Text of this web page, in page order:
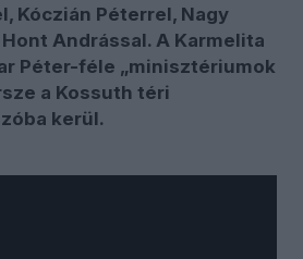
Kóczián Péterrel, Nagy
Andrással. A Karmelita
Péter-féle „minisztériumok
a Kossuth téri
kerül.